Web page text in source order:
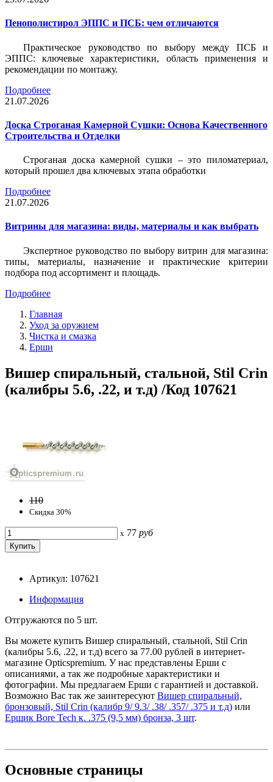
Пенополистирол ЭППС и ПСБ: чем отличаются
Практическое руководство по выбору между ПСБ и
ЭППС: ключевые характеристики, область применения и
рекомендации по монтажу.
Подробнее
21.07.2026
Доска Строганая Камерной Сушки: Основа Качественного
Строительства и Отделки
Строганая доска камерной сушки – это пиломатериал,
который прошел два ключевых этапа обработки
Подробнее
21.07.2026
Витрины для магазина: виды, материалы и как выбрать
Экспертное руководство по выбору витрин для магазина:
типы, материалы, назначение и практические критерии
подбора под ассортимент и площадь.
Подробнее
Главная
Уход за оружием
Чистка и смазка
Ерши
Вишер спиральный, стальной, Stil Crin
(калибры 5.6, .22, и т.д) /Код 107621
110
Скидка 30%
x 77 руб
Артикул: 107621
Информация
Отгружаются по 5 шт.
Вы можете купить Вишер спиральный, стальной, Stil Crin
(калибры 5.6, .22, и т.д) всего за 77.00 рублей в интернет-
магазине Opticspremium. У нас представлены Ерши с
описаниями, а так же подробные характеристики и
фотографии. Мы предлагаем Ерши с гарантией и доставкой.
Возможно Вас так же заинтересуют Вишер спиральный,
бронзовый, Stil Crin (калибр 9/ 9.3/ .38/ .357/ .375 и т.д) или
Ершик Bore Tech к. .375 (9,5 мм) бронза, 3 шт.
Основные страницы